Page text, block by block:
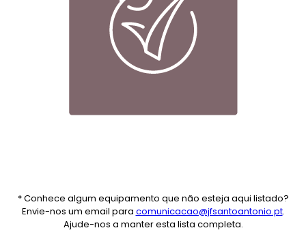
* Conhece algum equipamento que não esteja aqui listado?
Envie-nos um email para comunicacao@jfsantoantonio.pt.
Ajude-nos a manter esta lista completa.